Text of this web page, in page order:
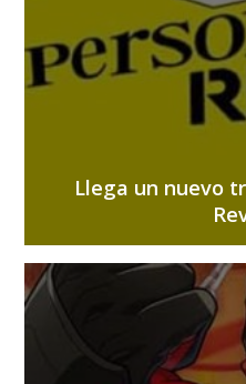
Llega un nuevo